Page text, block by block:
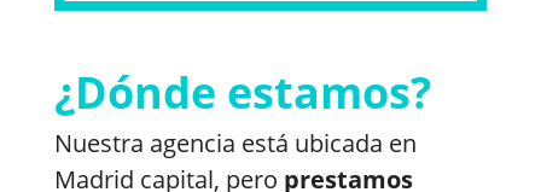
¿Dónde estamos?
Nuestra agencia está ubicada en
Madrid capital, pero prestamos